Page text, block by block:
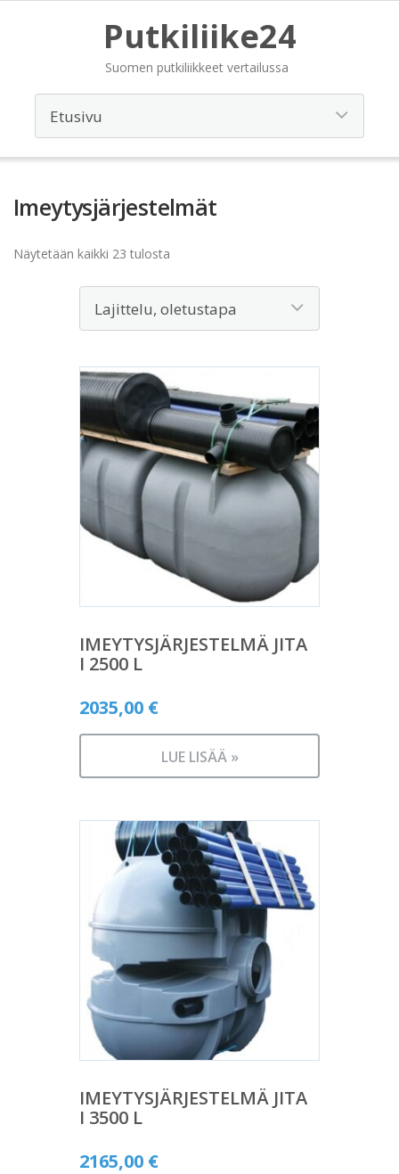
Putkiliike24
Suomen putkiliikkeet vertailussa
Imeytysjärjestelmät
Näytetään kaikki 23 tulosta
IMEYTYSJÄRJESTELMÄ JITA
I 2500 L
2035,00 €
LUE LISÄÄ »
IMEYTYSJÄRJESTELMÄ JITA
I 3500 L
2165,00 €